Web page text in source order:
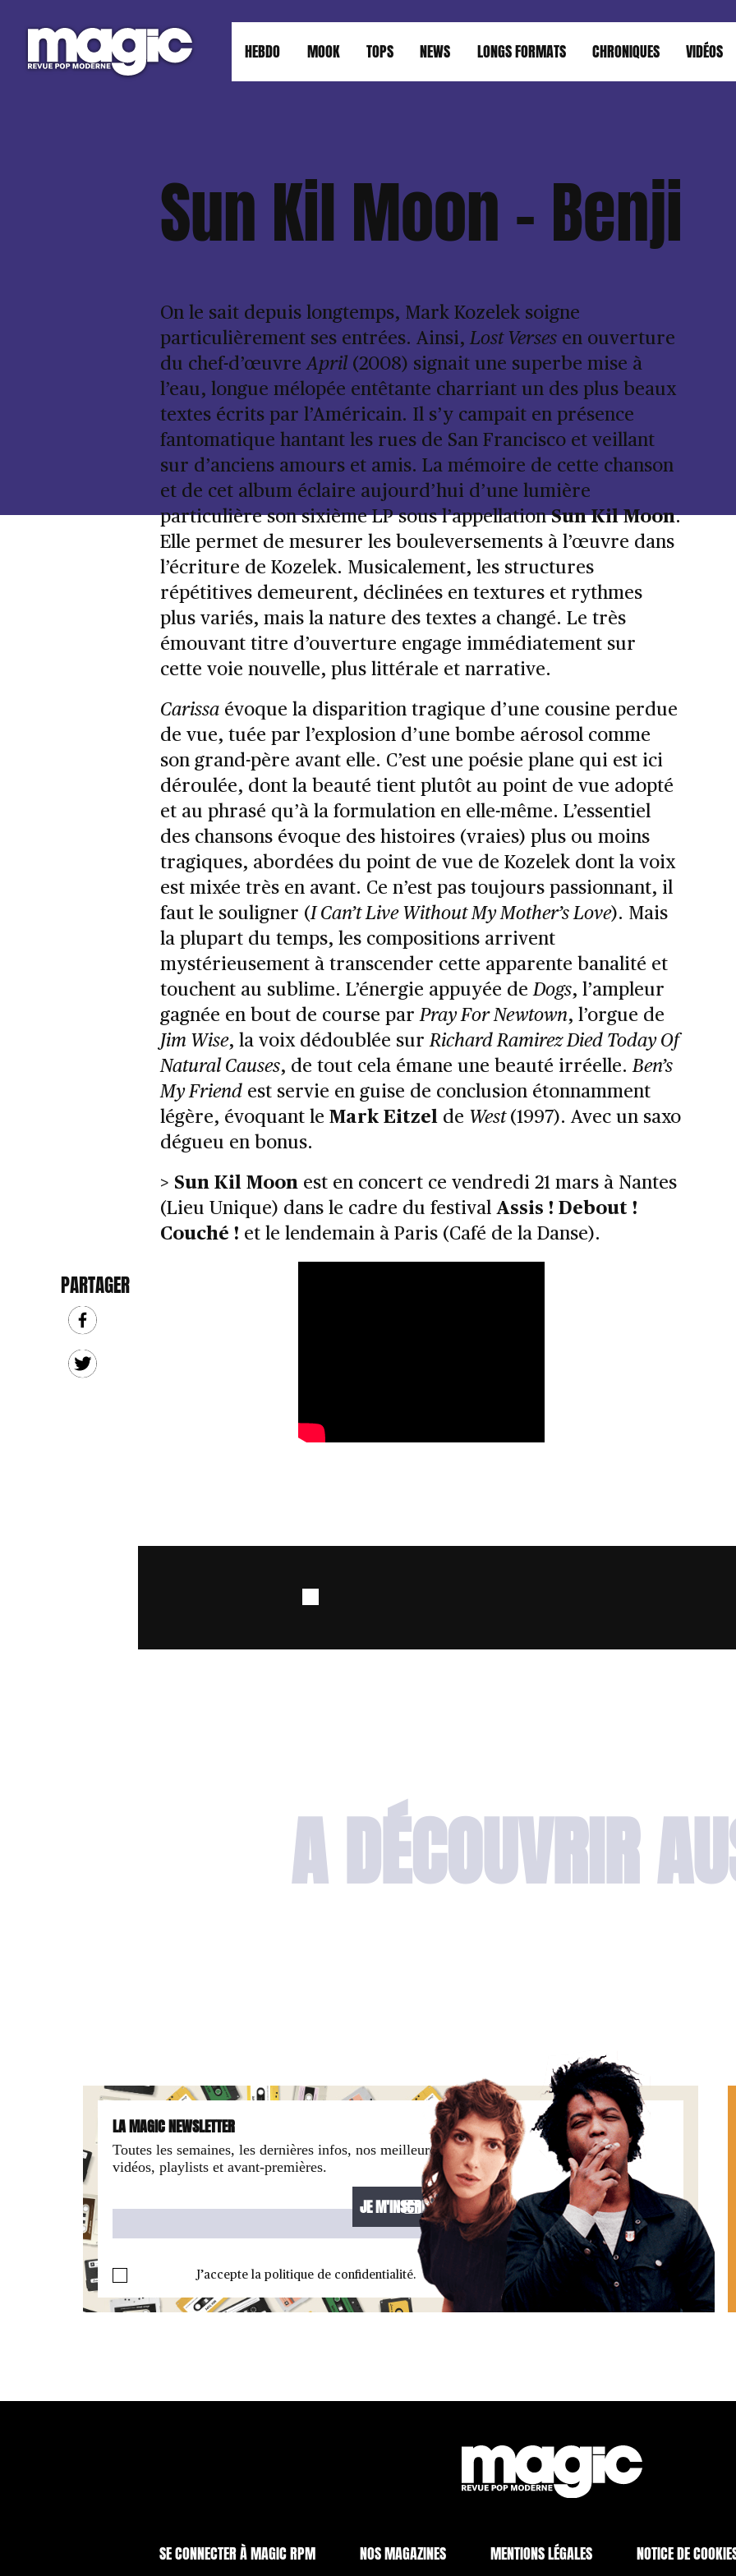
HEBDO MOOK TOPS NEWS LONGS FORMATS CHRONIQUES VIDÉOS
Sun Kil Moon – Benji
PARTAGER
On le sait depuis longtemps, Mark Kozelek soigne
particulièrement ses entrées. Ainsi, Lost Versesen ouverture
du chef-d’œuvreApril(2008) signait une superbe mise à
l’eau, longue mélopée entêtante charriant un des plus beaux
textes écrits par l’Américain. Il s’y campait en présence
fantomatique hantant les rues de San Francisco et veillant
sur d’anciens amours et amis. La mémoire de cette chanson
et de cet album éclaire aujourd’hui d’une lumière
particulière son sixième LP sous l’appellationSun Kil Moon.
Elle permet de mesurer les bouleversements à l’œuvre dans
l’écriture de Kozelek. Musicalement, les structures
répétitives demeurent, déclinées en textures et rythmes
plus variés, mais la nature des textes a changé. Le très
émouvant titre d’ouverture engage immédiatement sur
cette voie nouvelle, plus littérale et narrative.
Carissaévoque la disparition tragique d’une cousine perdue
de vue, tuée par l’explosion d’une bombe aérosol comme
son grand-père avant elle. C’est une poésie plane qui est ici
déroulée, dont la beauté tient plutôt au point de vue adopté
et au phrasé qu’à la formulation en elle-même. L’essentiel
des chansons évoque des histoires (vraies) plus ou moins
tragiques, abordées du point de vue de Kozelek dont la voix
est mixée très en avant. Ce n’est pas toujours passionnant, il
faut le souligner (I Can’t Live Without My Mother’s Love). Mais
la plupart du temps, les compositions arrivent
mystérieusement à transcender cette apparente banalité et
touchent au sublime. L’énergie appuyée deDogs, l’ampleur
gagnée en bout de course parPray For Newtown, l’orgue de
Jim Wise, la voix dédoublée surRichard Ramirez Died Today Of
Natural Causes, de tout cela émane une beauté irréelle.Ben’s
My Friendest servie en guise de conclusion étonnamment
légère, évoquant le Mark Eitzelde West (1997). Avec un saxo
dégueu en bonus.
> Sun Kil Moonest en concert ce vendredi 21 mars à Nantes
(Lieu Unique) dans le cadre du festival Assis ! Debout !
Couché ! et le lendemain à Paris (Café de la Danse).
A DÉCOUVRIR
LA MAGIC NEWSLETTER
Toutes les semaines, les dernières infos, nos meilleures offres,
vidéos, playlists et avant-premières.
J’accepte la politique de confidentialité.
SE CONNECTER À MAGIC RPM NOS MAGAZINES MENTIONS LÉGALES NOTICE DE